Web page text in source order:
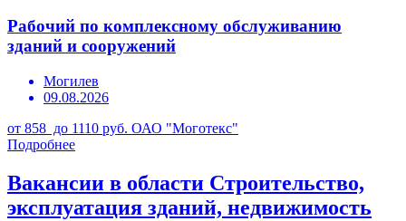
Рабочий по комплексному обслуживанию
зданий и сооружений
Могилев
09.08.2026
от 858 до 1110 руб. ОАО "Моготекс"
Подробнее
Вакансии в области Строительство,
эксплуатация зданий, недвижимость